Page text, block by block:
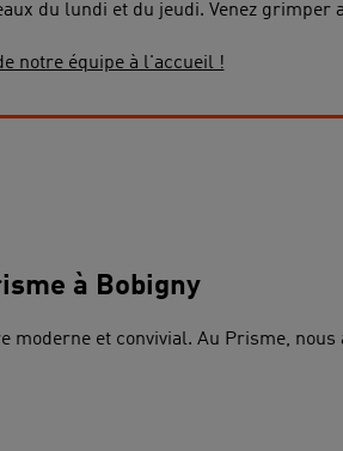
du lundi et du jeudi. Venez grimper
notre équipe à l'accueil !
à Bobigny
et convivial. Au Prisme,